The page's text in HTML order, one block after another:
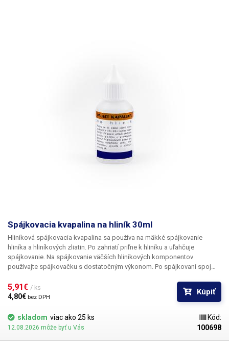
Spájkovacia kvapalina na hliník 30ml
Hliníková spájkovacia kvapalina sa používa na mäkké spájkovanie
hliníka a hliníkových zliatin. Po zahriatí priľne k hliníku a uľahčuje
spájkovanie. Na spájkovanie väčších hliníkových komponentov
používajte spájkovačku s dostatočným výkonom. Po spájkovaní spoj
novovytvorený spoj naneste ochranný lak. Obsah: 30 ml Obsahuje 38 %
kyseliny fluorovodíkovej.
5,91€ / ks
4,80€ bez DPH
Kúpiť
skladom viac ako 25 ks
12.08.2026 môže byť u Vás
Kód:
100698